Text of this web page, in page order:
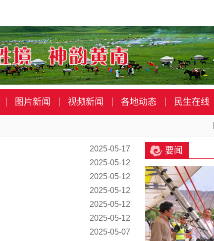
图片新闻 视频新闻 各地动态 民生在线
2025-05-17
2025-05-12
2025-05-12
2025-05-12
2025-05-12
2025-05-12
2025-05-07
要闻